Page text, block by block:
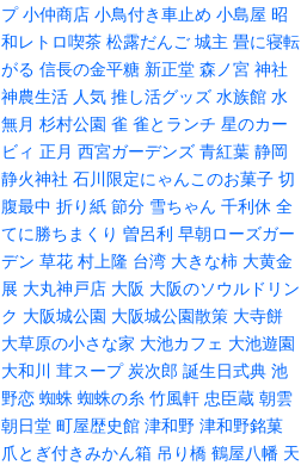
プ 小仲商店 小鳥付き車止め 小島屋 昭
和レトロ喫茶 松露だんご 城主 畳に寝転
がる 信長の金平糖 新正堂 森ノ宮 神社
神農生活 人気 推し活グッズ 水族館 水
無月 杉村公園 雀 雀とランチ 星のカー
ビィ 正月 西宮ガーデンズ 青紅葉 静岡
静火神社 石川限定にゃんこのお菓子 切
腹最中 折り紙 節分 雪ちゃん 千利休 全
てに勝ちまくり 曽呂利 早朝ローズガー
デン 草花 村上隆 台湾 大きな柿 大黄金
展 大丸神戸店 大阪 大阪のソウルドリン
ク 大阪城公園 大阪城公園散策 大寺餅
大草原の小さな家 大池カフェ 大池遊園
大和川 茸スープ 炭次郎 誕生日式典 池
野恋 蜘蛛 蜘蛛の糸 竹風軒 忠臣蔵 朝雲
朝日堂 町屋歴史館 津和野 津和野銘菓
爪とぎ付きみかん箱 吊り橋 鶴屋八幡 天